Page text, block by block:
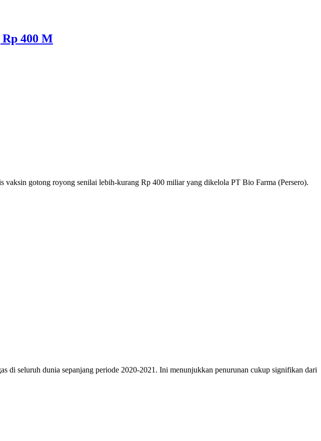
400 M
gotong royong senilai lebih-kurang Rp 400 miliar yang dikelola PT Bio Farma (Persero).
di seluruh dunia sepanjang periode 2020-2021. Ini menunjukkan penurunan cukup signifikan dari